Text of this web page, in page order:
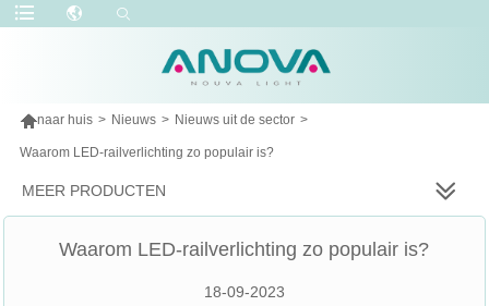
naar huis > Nieuws > Nieuws uit de sector >
Waarom LED-railverlichting zo populair is?
MEER PRODUCTEN
Waarom LED-railverlichting zo populair is?
18-09-2023